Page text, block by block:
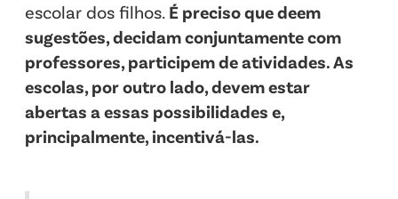
escolar dos filhos. É preciso que deem
sugestões, decidam conjuntamente com
professores, participem de atividades. As
escolas, por outro lado, devem estar
abertas a essas possibilidades e,
principalmente, incentivá-las.